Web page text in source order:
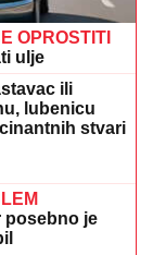
OPROSTITI
ulje
ili
lubenicu
stvari
posebno je